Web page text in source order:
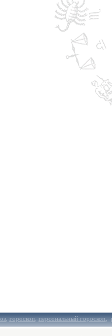
,гороскоп,персональный гороскоп,